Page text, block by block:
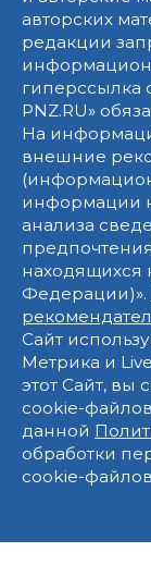
авторских
редакции
гиперссылка
PNZ.RU»
На
внешние
информации
анализа
находящихся
Федерации)».
Сайт
Метрика и
этот Сайт, вы
cookie-
данной
обработки
cookie-